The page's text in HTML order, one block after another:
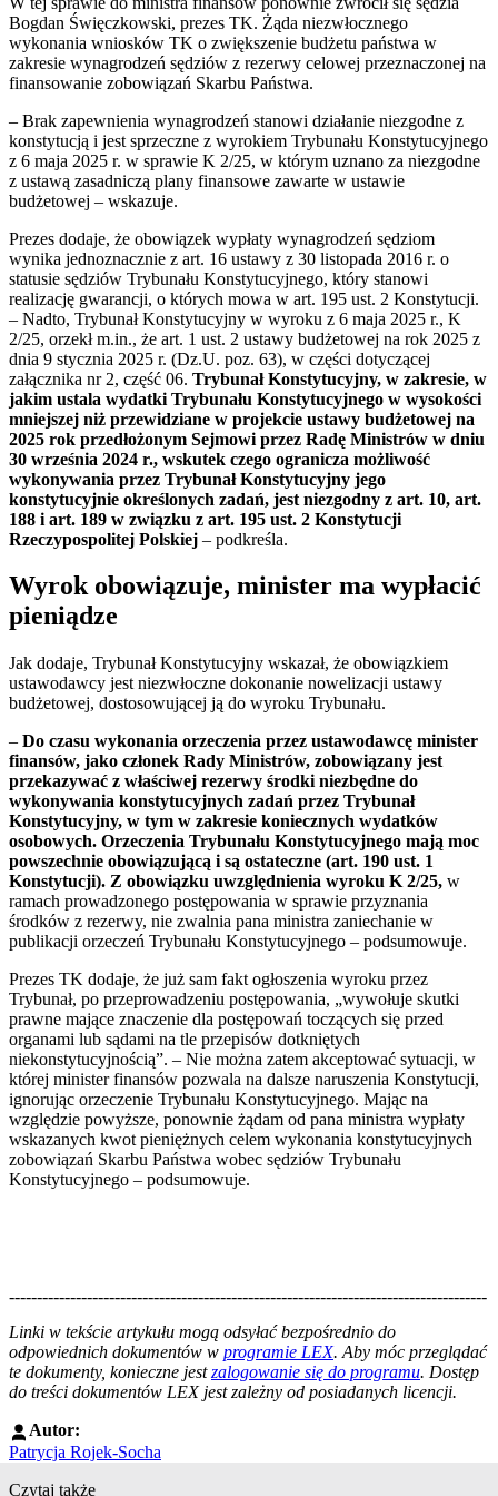
Bogdan Święczkowski, prezes TK. Żąda niezwłocznego
wykonania wniosków TK o zwiększenie budżetu państwa w
zakresie wynagrodzeń sędziów z rezerwy celowej przeznaczonej na
finansowanie zobowiązań Skarbu Państwa.
– Brak zapewnienia wynagrodzeń stanowi działanie niezgodne z
konstytucją i jest sprzeczne z wyrokiem Trybunału Konstytucyjnego
z 6 maja 2025 r. w sprawie K 2/25, w którym uznano za niezgodne
z ustawą zasadniczą plany finansowe zawarte w ustawie
budżetowej – wskazuje.
Prezes dodaje, że obowiązek wypłaty wynagrodzeń sędziom
wynika jednoznacznie z art. 16 ustawy z 30 listopada 2016 r. o
statusie sędziów Trybunału Konstytucyjnego, który stanowi
realizację gwarancji, o których mowa w art. 195 ust. 2 Konstytucji.
– Nadto, Trybunał Konstytucyjny w wyroku z 6 maja 2025 r., K
2/25, orzekł m.in., że art. 1 ust. 2 ustawy budżetowej na rok 2025 z
dnia 9 stycznia 2025 r. (Dz.U. poz. 63), w części dotyczącej
załącznika nr 2, część 06. Trybunał Konstytucyjny, w zakresie, w
jakim ustala wydatki Trybunału Konstytucyjnego w wysokości
mniejszej niż przewidziane w projekcie ustawy budżetowej na
2025 rok przedłożonym Sejmowi przez Radę Ministrów w dniu
30 września 2024 r., wskutek czego ogranicza możliwość
wykonywania przez Trybunał Konstytucyjny jego
konstytucyjnie określonych zadań, jest niezgodny z art. 10, art.
188 i art. 189 w związku z art. 195 ust. 2 Konstytucji
Rzeczypospolitej Polskiej – podkreśla.
Wyrok obowiązuje, minister ma wypłacić
pieniądze
Jak dodaje, Trybunał Konstytucyjny wskazał, że obowiązkiem
ustawodawcy jest niezwłoczne dokonanie nowelizacji ustawy
budżetowej, dostosowującej ją do wyroku Trybunału.
– Do czasu wykonania orzeczenia przez ustawodawcę minister
finansów, jako członek Rady Ministrów, zobowiązany jest
przekazywać z właściwej rezerwy środki niezbędne do
wykonywania konstytucyjnych zadań przez Trybunał
Konstytucyjny, w tym w zakresie koniecznych wydatków
osobowych. Orzeczenia Trybunału Konstytucyjnego mają moc
powszechnie obowiązującą i są ostateczne (art. 190 ust. 1
Konstytucji). Z obowiązku uwzględnienia wyroku K 2/25, w
ramach prowadzonego postępowania w sprawie przyznania
środków z rezerwy, nie zwalnia pana ministra zaniechanie w
publikacji orzeczeń Trybunału Konstytucyjnego – podsumowuje.
Prezes TK dodaje, że już sam fakt ogłoszenia wyroku przez
Trybunał, po przeprowadzeniu postępowania, „wywołuje skutki
prawne mające znaczenie dla postępowań toczących się przed
organami lub sądami na tle przepisów dotkniętych
niekonstytucyjnością”. – Nie można zatem akceptować sytuacji, w
której minister finansów pozwala na dalsze naruszenia Konstytucji,
ignorując orzeczenie Trybunału Konstytucyjnego. Mając na
względzie powyższe, ponownie żądam od pana ministra wypłaty
wskazanych kwot pieniężnych celem wykonania konstytucyjnych
zobowiązań Skarbu Państwa wobec sędziów Trybunału
Konstytucyjnego – podsumowuje.
--------------------------------------------------------------------------------------
Linki w tekście artykułu mogą odsyłać bezpośrednio do
odpowiednich dokumentów w programie LEX. Aby móc przeglądać
te dokumenty, konieczne jestzalogowanie się do programu. Dostęp
do treści dokumentów LEX jest zależny od posiadanych licencji.
Autor:
Patrycja Rojek-Socha
Czytaj także